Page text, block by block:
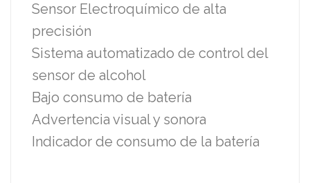
Sensor Electroquímico de alta
precisión
Sistema automatizado de control del
sensor de alcohol
Bajo consumo de batería
Advertencia visual y sonora
Indicador de consumo de la batería